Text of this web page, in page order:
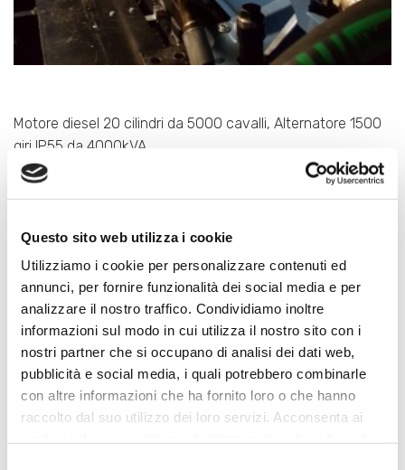
Questo sito web utilizza i cookie
Utilizziamo i cookie per personalizzare contenuti ed
annunci, per fornire funzionalità dei social media e per
analizzare il nostro traffico. Condividiamo inoltre
informazioni sul modo in cui utilizza il nostro sito con i
nostri partner che si occupano di analisi dei dati web,
pubblicità e social media, i quali potrebbero combinarle
con altre informazioni che ha fornito loro o che hanno
raccolto dal suo utilizzo dei loro servizi. Acconsenta ai
Motore diesel 20 cilindri da 5000 cavalli, Alternatore 1500
giri IP55 da 4000kVA .
Particolare del sistema SCADA con diagnostica della